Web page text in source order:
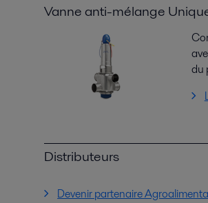
Vanne anti-mélange
du
Distributeurs
Devenir partenaire